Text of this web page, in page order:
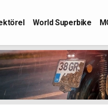
World Superbike